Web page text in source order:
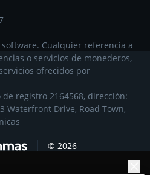
Cualquier referencia a
o servicios de monederos,
ofrecidos por
registro 2164568, dirección:
Waterfront Drive, Road Town,
© 2026